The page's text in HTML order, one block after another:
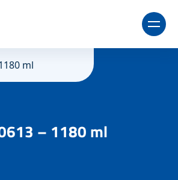
ml
– 1180 ml